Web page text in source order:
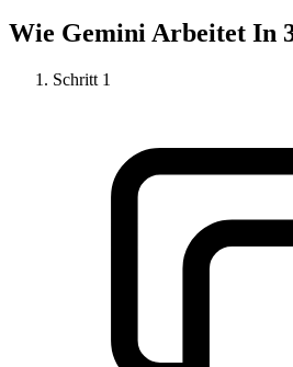
Wie Gemini Arbeitet In
Schritt 1